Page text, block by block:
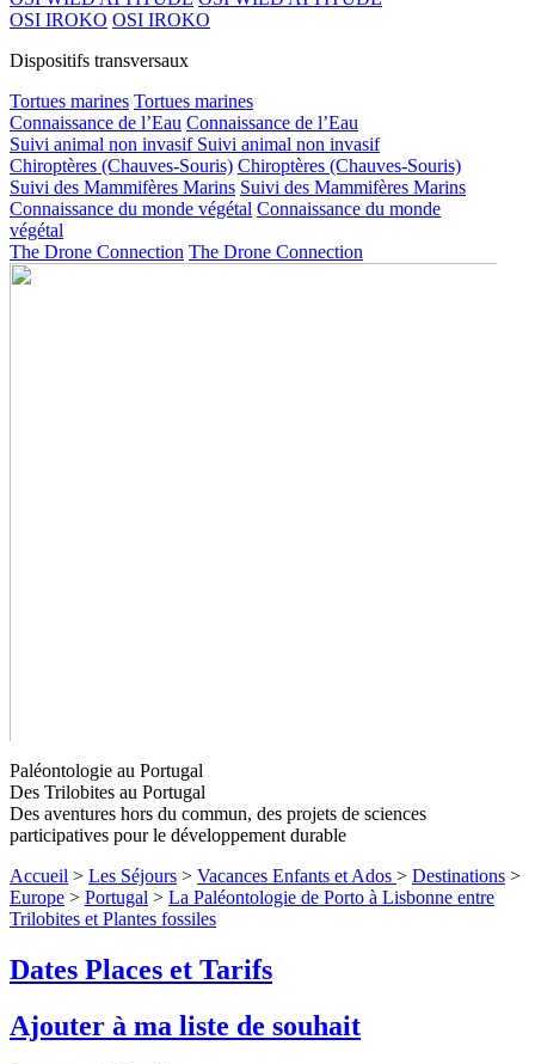
OSI IROKO OSI IROKO
Dispositifs transversaux
Tortues marines Tortues marines
Connaissance de l’Eau Connaissance de l’Eau
Suivi animal non invasif Suivi animal non invasif
Chiroptères (Chauves-Souris) Chiroptères (Chauves-Souris)
Suivi des Mammifères Marins Suivi des Mammifères Marins
Connaissance du monde végétal Connaissance du monde
végétal
The Drone Connection The Drone Connection
entre Trilobites et Plantes
Paléontologie au Portugal
Des Trilobites au Portugal
Des aventures hors du commun, des projets de sciences
participatives pour le développement durable
Accueil > Les Séjours > Vacances Enfants et Ados > Destinations >
Europe > Portugal > La Paléontologie de Porto à Lisbonne entre
Trilobites et Plantes fossiles
Dates Places et Tarifs
Ajouter à ma liste de souhait